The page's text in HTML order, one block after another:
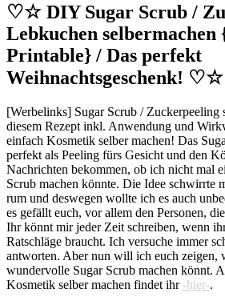
♡☆ DIY Sugar Scrub /
Lebkuchen
Printable} / Das perfekt
Weihnachtsgeschenk! ♡☆
[Werbelinks] Sugar Scrub / Zuckerpeeling
diesem Rezept inkl. Anwendung und
einfach Kosmetik selber machen! Das
perfekt als Peeling fürs Gesicht und den
Nachrichten bekommen, ob ich nicht mal
Scrub machen könnte. Die Idee schwirrte
rum und deswegen wollte ich es auch
es gefällt euch, vor allem den Personen,
Ihr könnt mir jeder Zeit schreiben, wenn
Ratschläge braucht. Ich versuche immer
antworten. Aber nun will ich euch zeigen,
wundervolle Sugar Scrub machen könnt.
Kosmetik selber machen findet ihr -hier-.